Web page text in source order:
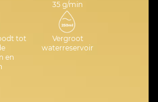
35 g/min
tot
en
Vergroot
waterreservoir